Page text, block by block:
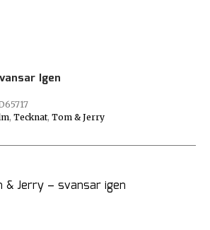
Igen
, Tecknat, Tom & Jerry
& Jerry – svansar igen